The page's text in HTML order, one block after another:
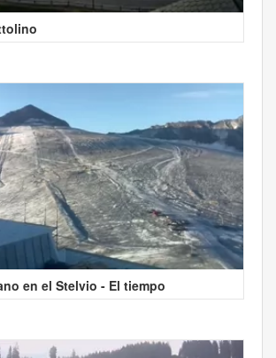
en el Stelvio - El tiempo